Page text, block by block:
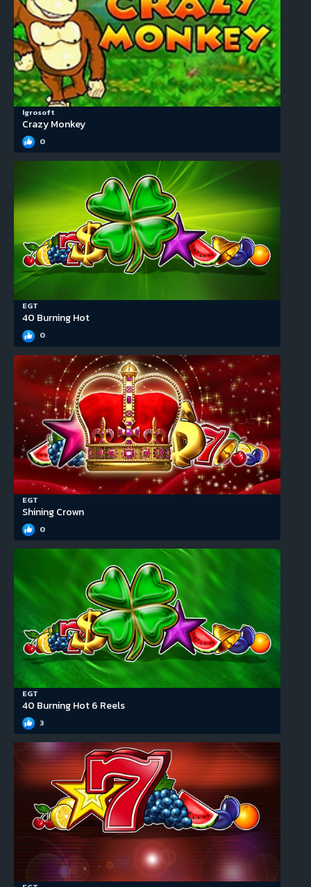
Igrosoft
Crazy Monkey
0
EGT
40 Burning Hot
0
EGT
Shining Crown
0
EGT
40 Burning Hot 6 Reels
3